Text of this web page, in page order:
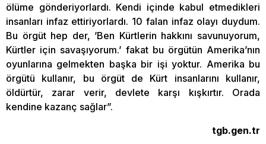
ölüme gönderiyorlardı. Kendi içinde kabul etmedikleri
insanları infaz ettiriyorlardı. 10 falan infaz olayı duydum.
Bu örgüt hep der, ’Ben Kürtlerin hakkını savunuyorum,
Kürtler için savaşıyorum.’ fakat bu örgütün Amerika’nın
oyunlarına gelmekten başka bir işi yoktur. Amerika bu
örgütü kullanır, bu örgüt de Kürt insanlarını kullanır,
öldürtür, zarar verir, devlete karşı kışkırtır. Orada
kendine kazanç sağlar”.
tgb.gen.tr